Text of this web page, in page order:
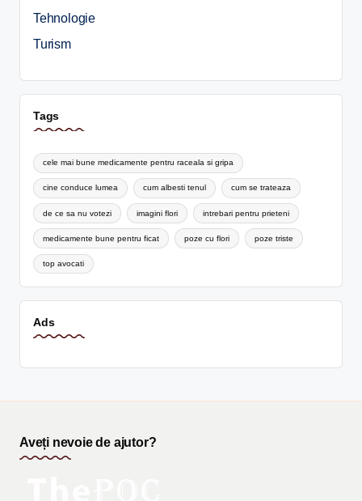
Tehnologie
Turism
Tags
cele mai bune medicamente pentru raceala si gripa
cine conduce lumea cum albesti tenul cum se trateaza
de ce sa nu votezi imagini flori intrebari pentru prieteni
medicamente bune pentru ficat poze cu flori poze triste
top avocati
Ads
Aveți nevoie de ajutor?